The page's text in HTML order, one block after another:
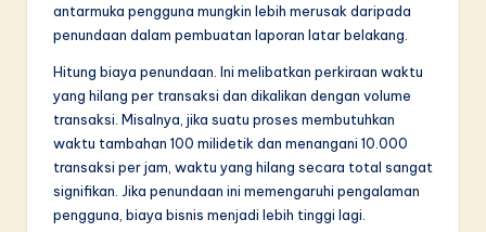
antarmuka pengguna mungkin lebih merusak daripada
penundaan dalam pembuatan laporan latar belakang.
Hitung biaya penundaan. Ini melibatkan perkiraan waktu
yang hilang per transaksi dan dikalikan dengan volume
transaksi. Misalnya, jika suatu proses membutuhkan
waktu tambahan 100 milidetik dan menangani 10.000
transaksi per jam, waktu yang hilang secara total sangat
signifikan. Jika penundaan ini memengaruhi pengalaman
pengguna, biaya bisnis menjadi lebih tinggi lagi.